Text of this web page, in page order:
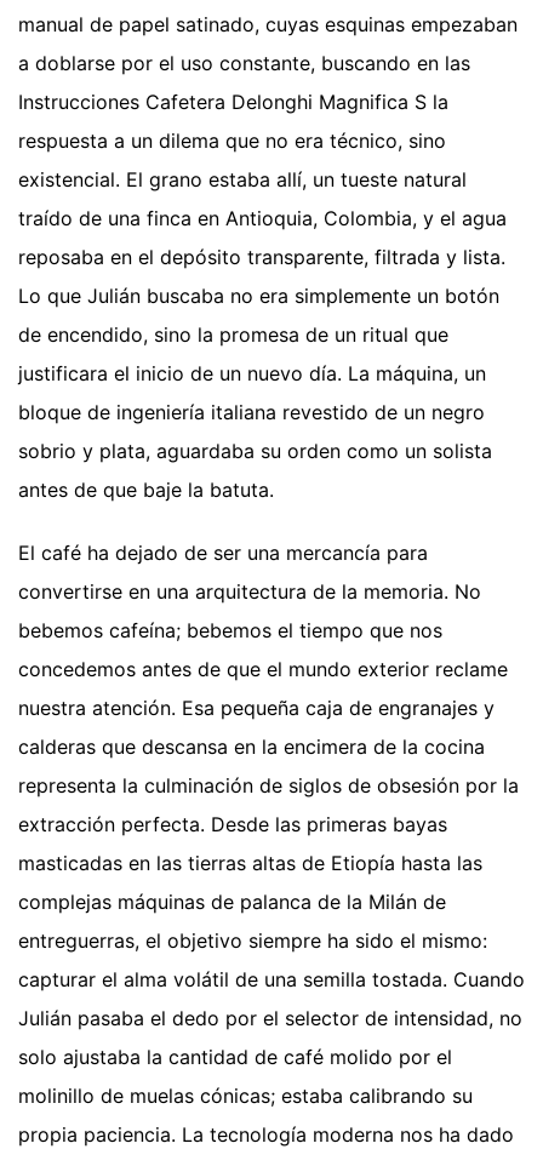
manual de papel satinado, cuyas esquinas empezaban
a doblarse por el uso constante, buscando en las
Instrucciones Cafetera Delonghi Magnifica S la
respuesta a un dilema que no era técnico, sino
existencial. El grano estaba allí, un tueste natural
traído de una finca en Antioquia, Colombia, y el agua
reposaba en el depósito transparente, filtrada y lista.
Lo que Julián buscaba no era simplemente un botón
de encendido, sino la promesa de un ritual que
justificara el inicio de un nuevo día. La máquina, un
bloque de ingeniería italiana revestido de un negro
sobrio y plata, aguardaba su orden como un solista
antes de que baje la batuta.
El café ha dejado de ser una mercancía para
convertirse en una arquitectura de la memoria. No
bebemos cafeína; bebemos el tiempo que nos
concedemos antes de que el mundo exterior reclame
nuestra atención. Esa pequeña caja de engranajes y
calderas que descansa en la encimera de la cocina
representa la culminación de siglos de obsesión por la
extracción perfecta. Desde las primeras bayas
masticadas en las tierras altas de Etiopía hasta las
complejas máquinas de palanca de la Milán de
entreguerras, el objetivo siempre ha sido el mismo:
capturar el alma volátil de una semilla tostada. Cuando
Julián pasaba el dedo por el selector de intensidad, no
solo ajustaba la cantidad de café molido por el
molinillo de muelas cónicas; estaba calibrando su
propia paciencia. La tecnología moderna nos ha dado